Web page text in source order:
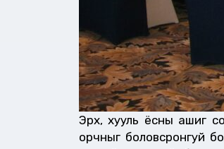
Эрх, хууль ёсны ашиг
орчныг боловсронгуй